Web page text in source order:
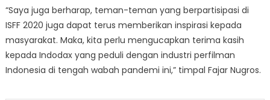
“Saya juga berharap, teman-teman yang berpartisipasi di
ISFF 2020 juga dapat terus memberikan inspirasi kepada
masyarakat. Maka, kita perlu mengucapkan terima kasih
kepada Indodax yang peduli dengan industri perfilman
Indonesia di tengah wabah pandemi ini,” timpal Fajar Nugros.